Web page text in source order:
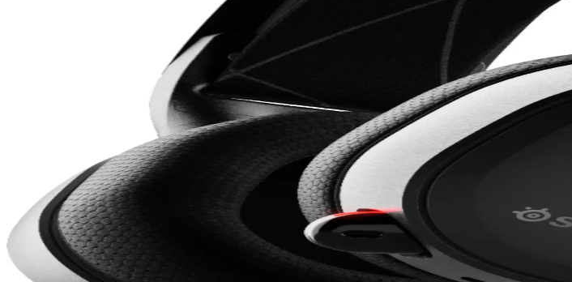
MOBAX Lila, renkli tasarımı, yüksek ses kalitesi ve kablosuz kullanım özelliğiyle çocuklar ve gençler için
2. Nesil AirPods Pro ile Kablosuz Ses Deneyiminde Yenilikler ve Gelişmeler
2. nesil AirPods Pro, gelişmiş ses kalitesi, aktif gürültü engelleme ve uzun pil ömrü ile kablosuz ses
Lenovo Lp1s ve Lp40 Pro Kablosuz Kulaklık Karşılaştırması: Özellikler ve Kullanıcı
Lenovo Lp1s ve Lp40 Pro kablosuz kulaklıkların özellikleri, kullanıcı yorumları ve karşılaştırmalarıyla ilgili
Corsair Void RGB Elite USB Carbon Kulaklık: Yüksek Ses ve Konfor Sunan Oyun
Corsair Void RGB Elite USB Carbon, yüksek kaliteli ses, konfor ve özelleştirilebilir RGB aydınlatma ile
çıkar.
Kulaklık Yedek Parçaları Seçimi ve Kullanımı: Kalite ve Uyumun Önemi
Gelişen teknolojiyle kulaklıkların yedek parçaları, performansı korumak ve ömrü uzatmak için kritik öneme